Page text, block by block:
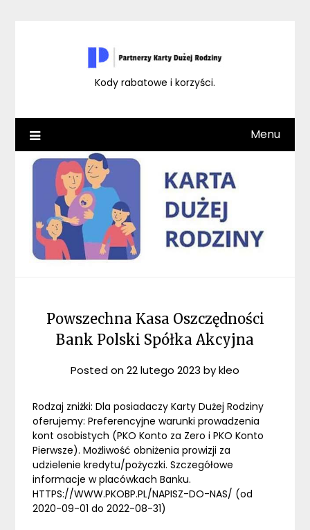
Kody rabatowe i korzyści.
Menu
Powszechna Kasa Oszczędności
Bank Polski Spółka Akcyjna
Posted on22 lutego 2023 bykleo
Rodzaj zniżki: Dla posiadaczy Karty Dużej Rodziny
oferujemy: Preferencyjne warunki prowadzenia
kont osobistych (PKO Konto za Zero i PKO Konto
Pierwsze). Możliwość obniżenia prowizji za
udzielenie kredytu/pożyczki. Szczegółowe
informacje w placówkach Banku.
HTTPS://WWW.PKOBP.PL/NAPISZ-DO-NAS/ (od
2020-09-01 do 2022-08-31)